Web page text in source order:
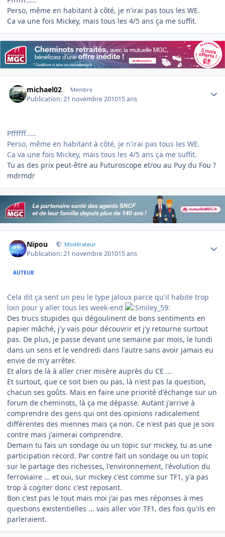
Perso, même en habitant à côté, je n'irai pas tous les WE.
Ca va une fois Mickey, mais tous les 4/5 ans ça me suffit.
michael02 Membre
Publication:21 novembre 201015 ans
Pffffff.....
Perso, même en habitant à côté, je n'irai pas tous les WE.
Ca va une fois Mickey, mais tous les 4/5 ans ça me suffit.
Tu as des prix peut-être au Futuroscope et/ou au Puy du Fou ?
mdrmdr
Nipou Modérateur
Publication:21 novembre 201015 ans
AUTEUR
Cela dit ça sent un peu le type jaloux parce qu'il habite trop
loin pour y aller tous les week-end
Des trucs stupides qui dégoulinent de bons sentiments en
papier mâché, j'y vais pour découvrir et j'y retourne surtout
pas. De plus, je passe devant une semaine par mois, le lundi
dans un sens et le vendredi dans l'autre sans avoir jamais eu
envie de m'y arrêter.
Et alors de là à aller crier misère auprès du CE ...
Et surtout, que ce soit bien ou pas, là n'est pas la question,
chacun ses goûts. Mais en faire une priorité d'échange sur un
forum de cheminots, là ça me dépasse. Autant j'arrive à
comprendre des gens qui ont des opinions radicalement
différentes des miennes mais ça non. Ce n'est pas que je sois
contre mais j'aimerai comprendre.
Demain tu fais un sondage ou un topic sur mickey, tu as une
participation record. Par contre fait un sondage ou un topic
sur le partage des richesses, l'environnement, l'évolution du
ferroviaire ... et oui, sur mickey c'est comme sur TF1, y'a pas
trop à cogiter donc c'est reposant.
Bon c'est pas le tout mais moi j'ai pas mes réponses à mes
questions existentielles ... vais aller voir TF1, des fois qu'ils en
parleraient.